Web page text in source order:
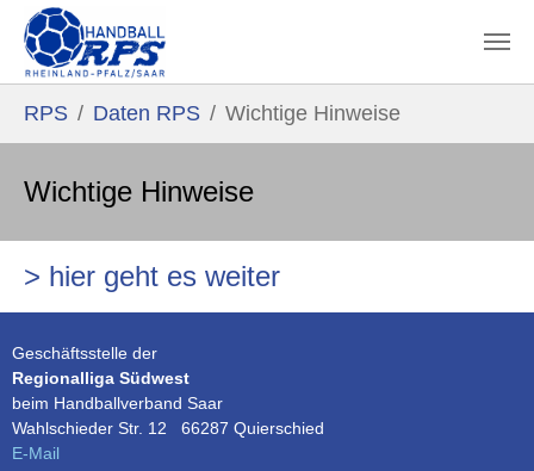
RPS Daten RPS Wichtige Hinweise
Wichtige Hinweise
> hier geht es weiter
Geschäftsstelle der
Regionalliga Südwest
beim Handballverband Saar
Wahlschieder Str. 12 66287 Quierschied
E-Mail